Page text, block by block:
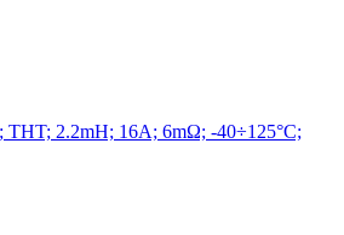
THT; 2.2mH; 16A; 6mΩ; -40÷125°C;